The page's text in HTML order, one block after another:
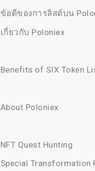
ข้อดีของการลิสต์บน
เกี่ยวกับ Poloniex
Benefits of SIX Token
About Poloniex
NFT Quest Hunting
Special Transformation